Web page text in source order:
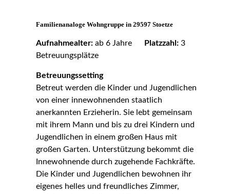
Familienanaloge Wohngruppe in 29597 Stoetze
Aufnahmealter: ab 6 Jahre Platzzahl: 3
Betreuungsplätze
Betreuungssetting
Betreut werden die Kinder und Jugendlichen
von einer innewohnenden staatlich
anerkannten Erzieherin. Sie lebt gemeinsam
mit ihrem Mann und bis zu drei Kindern und
Jugendlichen in einem großen Haus mit
großen Garten. Unterstützung bekommt die
Innewohnende durch zugehende Fachkräfte.
Die Kinder und Jugendlichen bewohnen ihr
eigenes helles und freundliches Zimmer,